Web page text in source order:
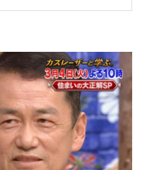
理由
ビ・結露を解消した
本部による総合的な